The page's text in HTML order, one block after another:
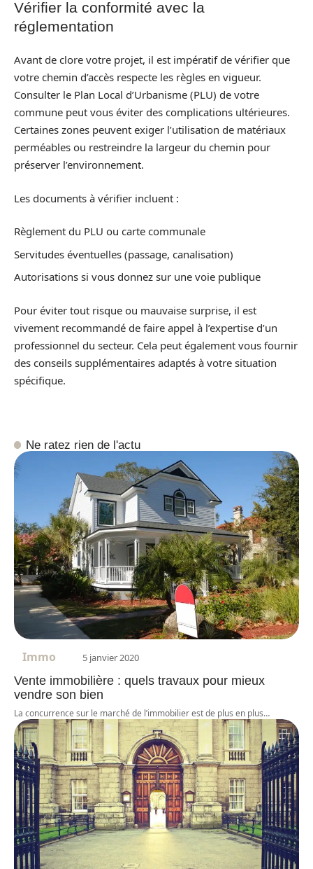
Vérifier la conformité avec la
réglementation
Avant de clore votre projet, il est impératif de vérifier que
votre chemin d’accès respecte les règles en vigueur.
Consulter le Plan Local d’Urbanisme (PLU) de votre
commune peut vous éviter des complications ultérieures.
Certaines zones peuvent exiger l’utilisation de matériaux
perméables ou restreindre la largeur du chemin pour
préserver l’environnement.
Les documents à vérifier incluent :
Règlement du PLU ou carte communale
Servitudes éventuelles (passage, canalisation)
Autorisations si vous donnez sur une voie publique
Pour éviter tout risque ou mauvaise surprise, il est
vivement recommandé de faire appel à l’expertise d’un
professionnel du secteur. Cela peut également vous fournir
des conseils supplémentaires adaptés à votre situation
spécifique.
Ne ratez rien de l'actu
Immo 5 janvier 2020
Vente immobilière : quels travaux pour mieux
vendre son bien
La concurrence sur le marché de l’immobilier est de plus en plus…